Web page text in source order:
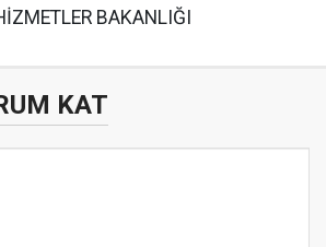
BAKANLIĞI
KAT